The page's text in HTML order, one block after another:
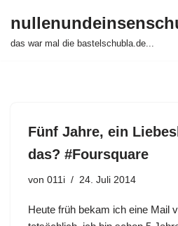
Zum
das war mal die bastelschubla.de...
Fünf Jahre, ein
das? #Foursquare
von 011i 24. Juli 2014
Heute früh bekam ich eine Mail